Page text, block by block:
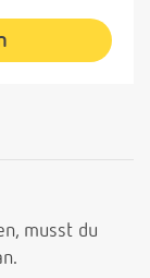
musst du